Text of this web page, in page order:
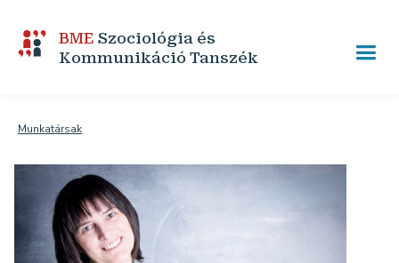
BME Szociológia és
Kommunikáció Tanszék
Munkatársak